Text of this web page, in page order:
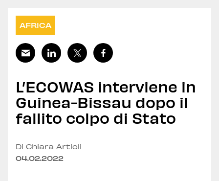
AFRICA
L’ECOWAS interviene in
Guinea-Bissau dopo il
fallito colpo di Stato
Di Chiara Artioli
04.02.2022